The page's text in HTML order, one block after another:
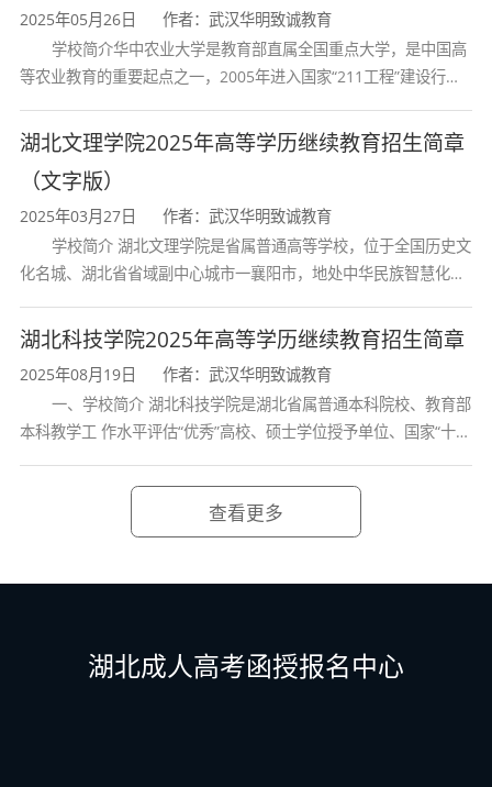
专
7 建筑工程技术 2.5 业余
修技术
10 商务英语 2.5 业余
11 市场营销 2.5 业余
12 护理 2.5
业余/
函授
护理学
2025年05月26日
作者：武汉华明致诚教育
学校简介华中农业大学是教育部直属全国重点大学，是中国高
等农业教育的重要起点之一，2005年进入国家“211工程”建设行
首轮“双一流”成效
湖北文理学院2025年高等学历继续教育招生简章
（文字版）
2025年03月27日
作者：武汉华明致诚教育
学校简介 湖北文理学院是省属普通高等学校，位于全国历史文
化名城、湖北省省域副中心城市一襄阳市，地处中华民族智慧化身
学校、全国普通
湖北科技学院2025年高等学历继续教育招生简章
2025年08月19日
作者：武汉华明致诚教育
一、学校简介 湖北科技学院是湖北省属普通本科院校、教育部
本科教学工 作水平评估“优秀”高校、硕士学位授予单位、国家“十三
查看更多
湖北成人高考函授报名中心